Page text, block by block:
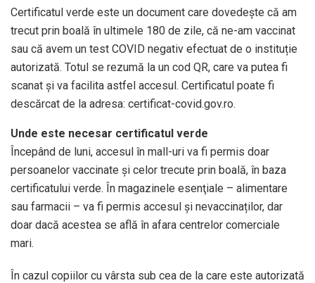
Certificatul verde este un document care dovedește că am
trecut prin boală în ultimele 180 de zile, că ne-am vaccinat
sau că avem un test COVID negativ efectuat de o instituție
autorizată. Totul se rezumă la un cod QR, care va putea fi
scanat și va facilita astfel accesul. Certificatul poate fi
descărcat de la adresa: certificat-covid.gov.ro.
Unde este necesar certificatul verde
Începând de luni, accesul în mall-uri va fi permis doar
persoanelor vaccinate și celor trecute prin boală, în baza
certificatului verde. În magazinele esenţiale – alimentare
sau farmacii – va fi permis accesul şi nevaccinaților, dar
doar dacă acestea se află în afara centrelor comerciale
mari.
În cazul copiilor cu vârsta sub cea de la care este autorizată